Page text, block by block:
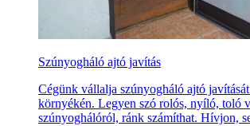
Szúnyogháló ajtó javítás
Cégünk vállalja szúnyogháló ajtó
környékén. Legyen szó rolós, nyíló, toló
szúnyoghálóról, ránk számíthat. Hívjon,